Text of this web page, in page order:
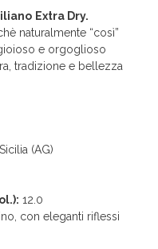
Extra Dry.
naturalmente “così”
e orgoglioso
tradizione e bellezza
(AG)
12.0
con eleganti riflessi